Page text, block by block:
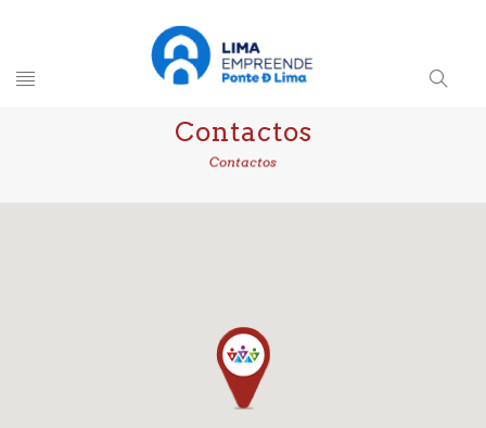
Toggle Search
Contactos
Contactos